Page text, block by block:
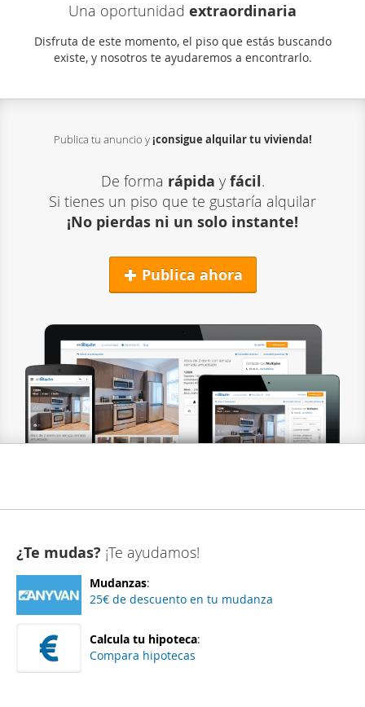
Una oportunidad extraordinaria
Disfruta de este momento, el piso que estás buscando
existe, y nosotros te ayudaremos a encontrarlo.
Publica tu anuncio y¡consigue alquilartu vivienda!
De forma rápida y fácil.
Si tienes un piso que te gustaría alquilar
¡No pierdas ni un solo instante!
Publica ahora
¿Te mudas? ¡Te ayudamos!
Mudanzas:
25€ de descuento en tu mudanza
Calcula tu hipoteca:
Compara hipotecas